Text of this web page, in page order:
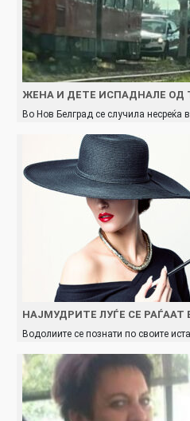
ЖЕНА И ДЕТЕ ИСПАДНАЛЕ ОД
Во Нов Белград се случила несреќа
НАЈМУДРИТЕ ЛУЃЕ СЕ РАЃААТ
Водолиите се познати по своите